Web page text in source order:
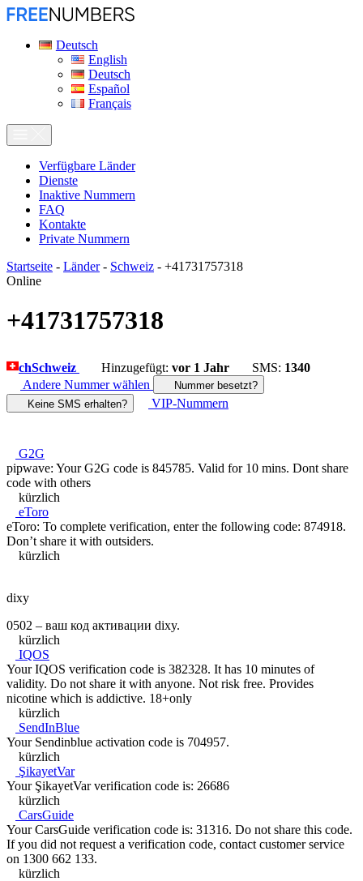
Deutsch
English
Deutsch
Español
Français
Verfügbare Länder
Dienste
Inaktive Nummern
FAQ
Kontakte
Private Nummern
Startseite - Länder- Schweiz - +41731757318
Online
+41731757318
chSchweiz Hinzugefügt: vor 1 Jahr SMS: 1340
Andere Nummer wählen
Nummer besetzt?
Keine SMS erhalten?
VIP-Nummern
G2G
pipwave: Your G2G code is 845785. Valid for 10 mins. Dont share
code with others
kürzlich
eToro
eToro: To complete verification, enter the following code: 874918.
Don’t share it with outsiders.
kürzlich
dixy
0502 – ваш код активации dixy.
kürzlich
IQOS
Your IQOS verification code is 382328. It has 10 minutes of
validity. Do not share it with anyone. Not risk free. Provides
nicotine which is addictive. 18+only
kürzlich
SendInBlue
Your Sendinblue activation code is 704957.
kürzlich
ŞikayetVar
Your ŞikayetVar verification code is: 26686
kürzlich
CarsGuide
Your CarsGuide verification code is: 31316. Do not share this code.
If you did not request a verification code, contact customer service
on 1300 662 133.
kürzlich